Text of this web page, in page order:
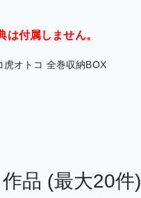
付属しません。
虎オトコ 全巻収納BOX
品 (最大20件)